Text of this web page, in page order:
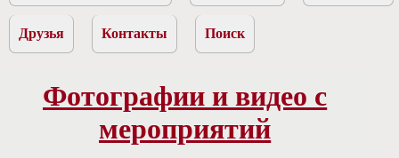
Друзья Контакты Поиск
Фотографии и видео с
мероприятий